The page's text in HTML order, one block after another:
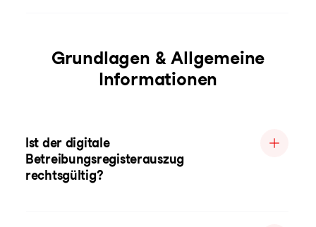
Grundlagen & Allgemeine
Informationen
Ist der digitale
Betreibungsregisterauszug
rechtsgültig?